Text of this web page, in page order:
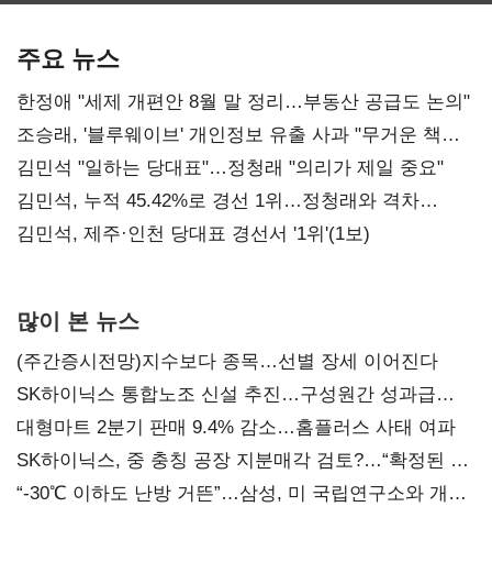
주요 뉴스
한정애 "세제 개편안 8월 말 정리…부동산 공급도 논의"
조승래, '블루웨이브' 개인정보 유출 사과 "무거운 책임
통감"
김민석 "일하는 당대표"…정청래 "의리가 제일 중요"
김민석, 누적 45.42%로 경선 1위…정청래와 격차
0.86%p(2보)
김민석, 제주·인천 당대표 경선서 '1위'(1보)
많이 본 뉴스
(주간증시전망)지수보다 종목…선별 장세 이어진다
SK하이닉스 통합노조 신설 추진…구성원간 성과급
불만 확산
대형마트 2분기 판매 9.4% 감소…홈플러스 사태 여파
SK하이닉스, 중 충칭 공장 지분매각 검토?…“확정된 바
없어”
“-30℃ 이하도 난방 거뜬”…삼성, 미 국립연구소와 개발